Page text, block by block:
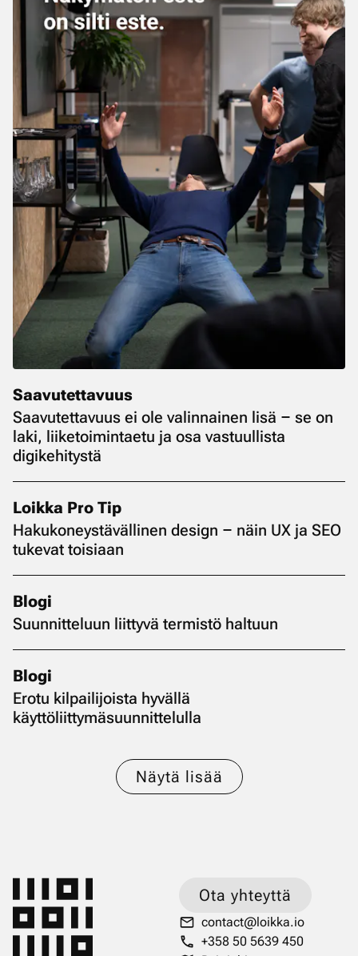
Saavutettavuus
Saavutettavuus ei ole valinnainen lisä – se on
laki, liiketoimintaetu ja osa vastuullista
digikehitystä
Loikka Pro Tip
Hakukoneystävällinen design – näin UX ja SEO
tukevat toisiaan
Blogi
Suunnitteluun liittyvä termistö haltuun
Blogi
Erotu kilpailijoista hyvällä
käyttöliittymäsuunnittelulla
Näytä lisää
Ota yhteyttä
contact@loikka.io
+358 50 5639 450